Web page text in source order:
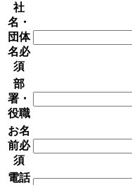
社
名・
団体
名必
須
部
署・
役職
お名
前必
須
電話